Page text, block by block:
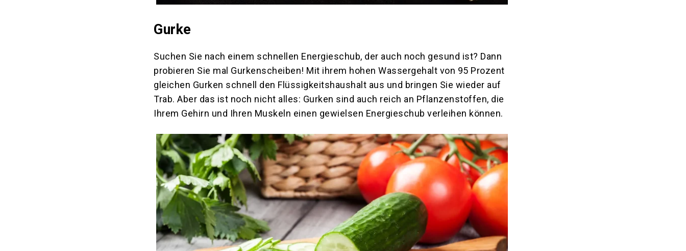
Gurke
Suchen Sie nach einem schnellen Energieschub, der auch noch gesund ist? Dann
probieren Sie mal Gurkenscheiben! Mit ihrem hohen Wassergehalt von 95 Prozent
gleichen Gurken schnell den Flüssigkeitshaushalt aus und bringen Sie wieder auf
Trab. Aber das ist noch nicht alles: Gurken sind auch reich an Pflanzenstoffen, die
Ihrem Gehirn und Ihren Muskeln einen gewielsen Energieschub verleihen können.